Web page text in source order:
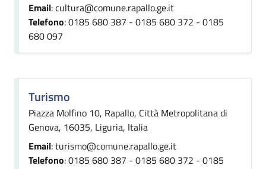
Email: cultura@comune.rapallo.ge.it
Telefono: 0185 680 387 - 0185 680 372 - 0185
680 097
Turismo
Piazza Molfino 10, Rapallo, Città Metropolitana di
Genova, 16035, Liguria, Italia
Email: turismo@comune.rapallo.ge.it
Telefono: 0185 680 387 - 0185 680 372 - 0185